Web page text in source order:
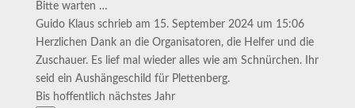
Bitte warten …
Guido Klaus schrieb am 15. September 2024 um 15:06
Herzlichen Dank an die Organisatoren, die Helfer und die
Zuschauer. Es lief mal wieder alles wie am Schnürchen. Ihr
seid ein Aushängeschild für Plettenberg.
Bis hoffentlich nächstes Jahr